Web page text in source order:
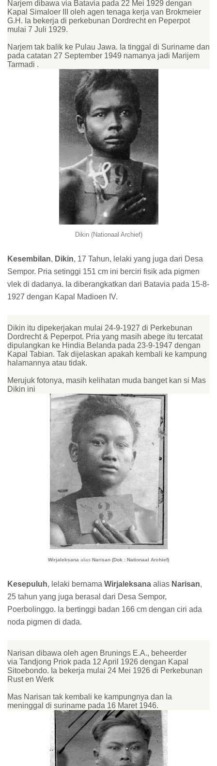
Narjem dibawa via Batavia pada 22 Mei 1929 dengan
Kapal Simaloer III oleh agen tenaga kerja van Brokmeier
G.H. Ia bekerja di perkebunan Dordrecht en Peperpot
mulai 7 Juli 1929.
Narjem tak balik ke Pulau Jawa. Ia tinggal di Suriname dan
pada catatan 27 September 1949 namanya jadi Marijem
Tarmadi .
Dikin (Nationaal Archief)
Kesembilan, Dikin, 17 Tahun, lelaki yang juga dari Desa
Sempor. Pria setinggi 151 cm ini berciri fisik ada pigmen
vlek di dadanya. Ia diberangkatkan dari Batavia pada 15-8-
1927 dengan Kapal Madioen IV.
Dikin itu dipekerjakan mulai 24-9-1927 di Perkebunan
Dordrecht & Peperpot. Pria yang masih abege itu tercatat
dipulangkan ke Hindia Belanda pada 23-9-1947 dengan
Kapal Tabian. Tak dijelaskan apakah kembali ke kampung
halamannya atau tidak.
Merujuk fotonya, masih kelihatan muda banget kan si Mas
Dikin ini
Wirjaleksana alias Narisan (Dok : Nationaal Archief)
Kesepuluh, lelaki bernama Wirjaleksana alias Narisan,
25 tahun yang juga berasal dari Desa Sempor,
Poerbolinggo. Ia bertinggi badan 166 cm dengan ciri ada
noda pigmen di dada.
Narisan dibawa oleh agen Brunings E.A., beheerder
via Tandjong Priok pada 12 April 1926 dengan Kapal
Sitoebondo. Ia bekerja mulai 24 Mei 1926 di Perkebunan
Rust en Werk
Mas Narisan tak kembali ke kampungnya dan Ia
meninggal di suriname pada 16 Maret 1946.